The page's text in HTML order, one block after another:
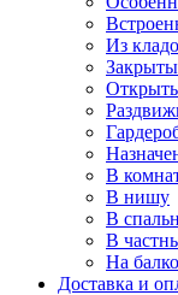
Из
В
В нишу
В
В
На
Доставка и